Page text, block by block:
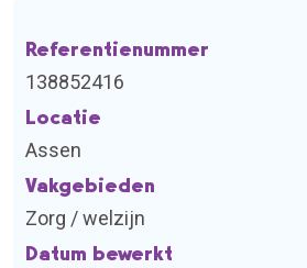
Referentienummer
138852416
Locatie
Assen
Vakgebieden
Zorg / welzijn
Datum bewerkt